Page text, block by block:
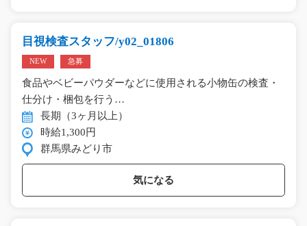
目視検査スタッフ/y02_01806
NEW 急募
食品やベビーパウダーなどに使用される小物缶の検査・
仕分け・梱包を行う…
長期（3ヶ月以上）
時給1,300円
群馬県みどり市
気になる